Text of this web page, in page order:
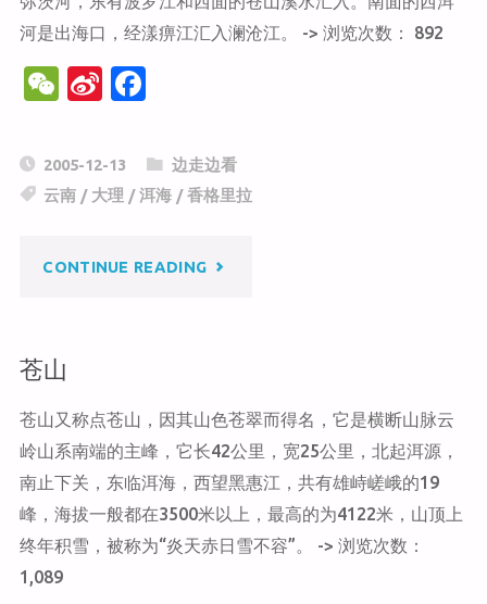
河是出海口，经漾痹江汇入澜沧江。 -> 浏览次数： 892
W
C
h
Si
a
W
b
c
e
o
2005-12-13
边走边看
云南 / 大理 /洱海 /香格里拉
CONTINUE READING"洱
苍山
苍山又称点苍山，因其山色苍翠而得名，它是横断山脉云
岭山系南端的主峰，它长42公里，宽25公里，北起洱源，
南止下关，东临洱海，西望黑惠江，共有雄峙嵯峨的19
峰，海拔一般都在3500米以上，最高的为4122米，山顶上
终年积雪，被称为“炎天赤日雪不容”。 -> 浏览次数：
1,089